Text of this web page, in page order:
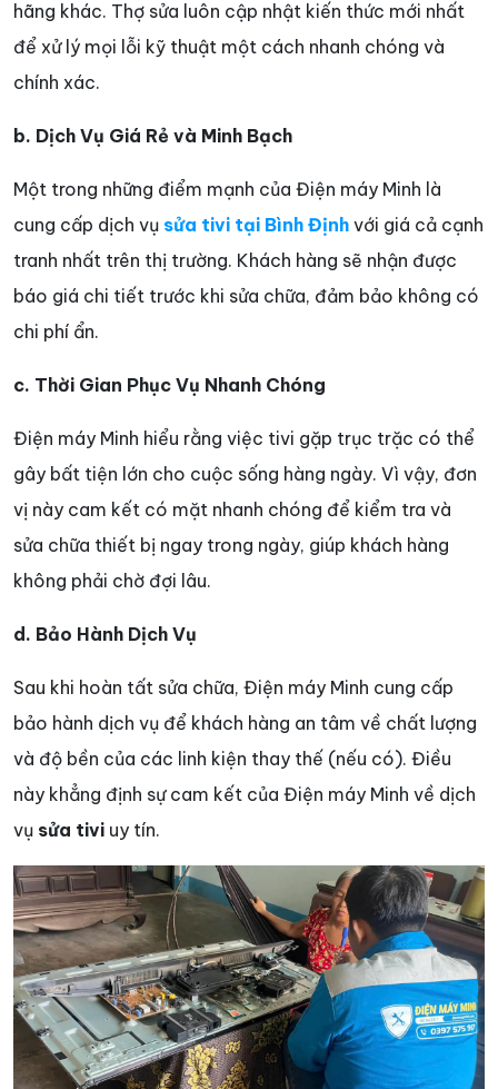
hãng khác. Thợ sửa luôn cập nhật kiến thức mới nhất
để xử lý mọi lỗi kỹ thuật một cách nhanh chóng và
chính xác.
b. Dịch Vụ Giá Rẻ và Minh Bạch
Một trong những điểm mạnh của Điện máy Minh là
cung cấp dịch vụ sửa tivi tại Bình Định với giá cả cạnh
tranh nhất trên thị trường. Khách hàng sẽ nhận được
báo giá chi tiết trước khi sửa chữa, đảm bảo không có
chi phí ẩn.
c. Thời Gian Phục Vụ Nhanh Chóng
Điện máy Minh hiểu rằng việc tivi gặp trục trặc có thể
gây bất tiện lớn cho cuộc sống hàng ngày. Vì vậy, đơn
vị này cam kết có mặt nhanh chóng để kiểm tra và
sửa chữa thiết bị ngay trong ngày, giúp khách hàng
không phải chờ đợi lâu.
d. Bảo Hành Dịch Vụ
Sau khi hoàn tất sửa chữa, Điện máy Minh cung cấp
bảo hành dịch vụ để khách hàng an tâm về chất lượng
và độ bền của các linh kiện thay thế (nếu có). Điều
này khẳng định sự cam kết của Điện máy Minh về dịch
vụ sửa tivi uy tín.